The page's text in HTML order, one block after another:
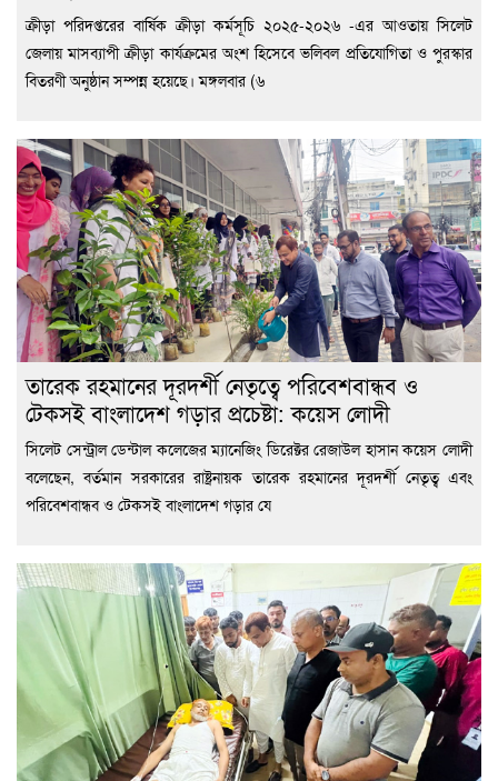
ক্রীড়া পরিদপ্তরের বার্ষিক ক্রীড়া কর্মসূচি ২০২৫-২০২৬ -এর আওতায় সিলেট
জেলায় মাসব্যাপী ক্রীড়া কার্যক্রমের অংশ হিসেবে ভলিবল প্রতিযোগিতা ও পুরস্কার
বিতরণী অনুষ্ঠান সম্পন্ন হয়েছে। মঙ্গলবার (৬
তারেক রহমানের দূরদর্শী নেতৃত্বে পরিবেশবান্ধব ও
টেকসই বাংলাদেশ গড়ার প্রচেষ্টা: কয়েস লোদী
সিলেট সেন্ট্রাল ডেন্টাল কলেজের ম্যানেজিং ডিরেক্টর রেজাউল হাসান কয়েস লোদী
বলেছেন, বর্তমান সরকারের রাষ্ট্রনায়ক তারেক রহমানের দূরদর্শী নেতৃত্ব এবং
পরিবেশবান্ধব ও টেকসই বাংলাদেশ গড়ার যে